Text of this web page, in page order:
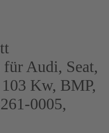
Audi, Seat,
Kw, BMP,
0005,